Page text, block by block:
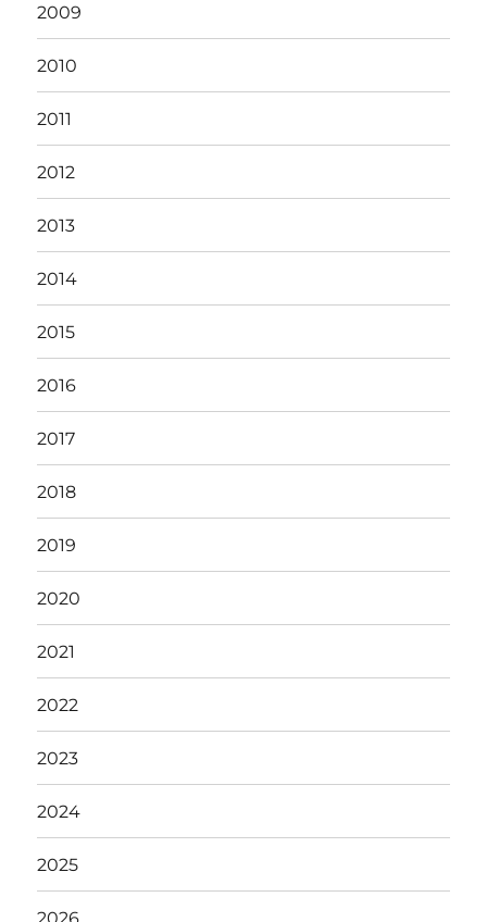
2009
2010
2011
2012
2013
2014
2015
2016
2017
2018
2019
2020
2021
2022
2023
2024
2025